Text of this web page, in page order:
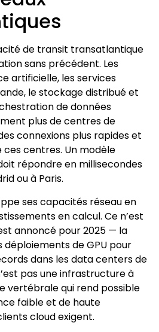
de transit transatlantique
sans précédent. Les
artificielle, les services
le stockage distribué et
de données
plus de centres de
connexions plus rapides et
centres. Un modèle
répondre en millisecondes
ou à Paris.
ses capacités réseau en
en calcul. Ce n’est
annoncé pour 2025 — la
déploiements de GPU pour
dans les data centers de
pas une infrastructure à
vertébrale qui rend possible
faible et de haute
cloud exigent.